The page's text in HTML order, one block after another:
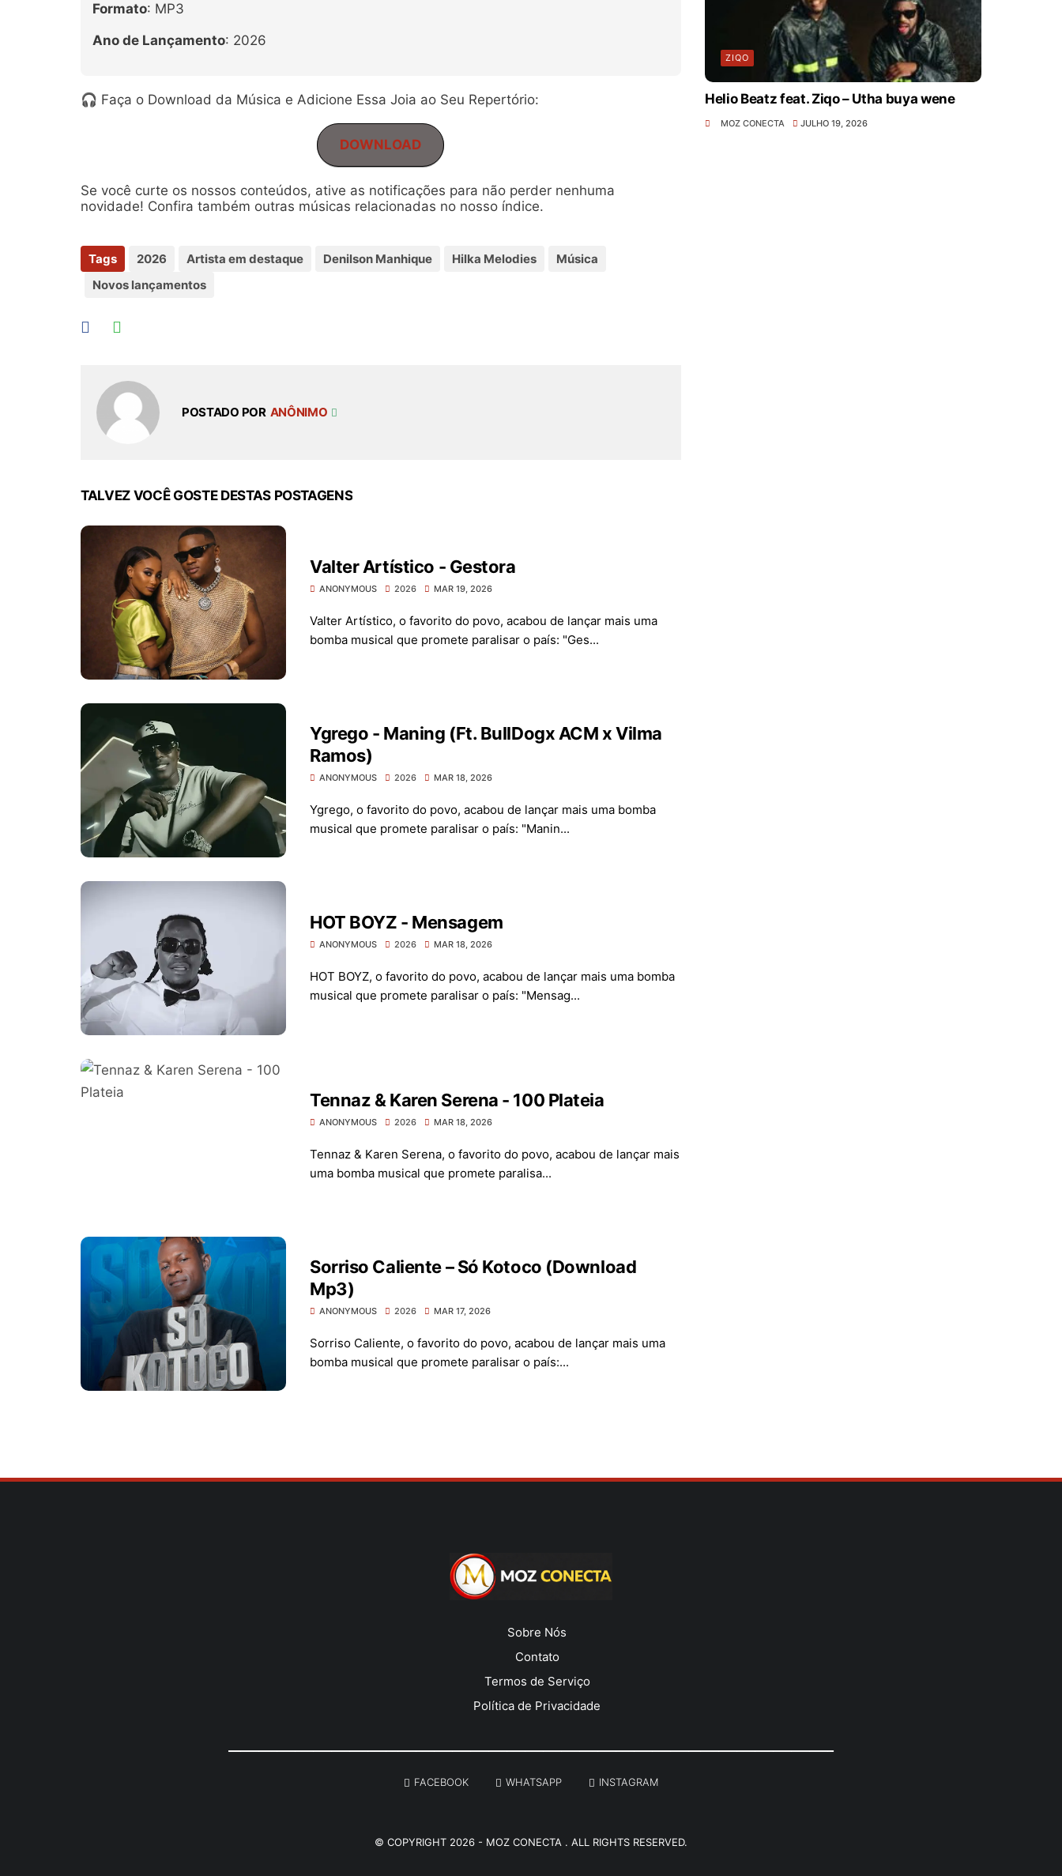
Formato: MP3
Ano de Lançamento: 2026
🎧 Faça o Download da Música e Adicione Essa Joia ao Seu Repertório:
DOWNLOAD
Se você curte os nossos conteúdos, ative as notificações para não perder nenhuma
novidade! Confira também outras músicas relacionadas no nosso índice.
Tags 2026 Artista em destaque Denilson Manhique Hilka Melodies
Música
Novos lançamentos
POSTADO POR ANÔNIMO
TALVEZ VOCÊ GOSTE DESTAS POSTAGENS
Valter Artístico - Gestora
ANONYMOUS 2026 MAR 19, 2026
Valter Artístico, o favorito do povo, acabou de lançar mais uma
bomba musical que promete paralisar o país: "Ges...
Ygrego - Maning (Ft. BullDogx ACM x Vilma
Ramos)
ANONYMOUS 2026 MAR 18, 2026
Ygrego, o favorito do povo, acabou de lançar mais uma bomba
musical que promete paralisar o país: "Manin...
HOT BOYZ - Mensagem
ANONYMOUS 2026 MAR 18, 2026
HOT BOYZ, o favorito do povo, acabou de lançar mais uma bomba
musical que promete paralisar o país: "Mensag...
Tennaz & Karen Serena - 100 Plateia
ANONYMOUS 2026 MAR 18, 2026
Tennaz & Karen Serena, o favorito do povo, acabou de lançar mais
uma bomba musical que promete paralisa...
Sorriso Caliente – Só Kotoco (Download
Mp3)
ANONYMOUS 2026 MAR 17, 2026
Sorriso Caliente, o favorito do povo, acabou de lançar mais uma
bomba musical que promete paralisar o país:...
ZIQO
Helio Beatz feat. Ziqo – Utha buya wene
MOZ CONECTA JULHO 19, 2026
Sobre Nós
Contato
Termos de Serviço
Política de Privacidade
FACEBOOK WHATSAPP INSTAGRAM
© COPYRIGHT 2026 - MOZ CONECTA . ALL RIGHTS RESERVED.